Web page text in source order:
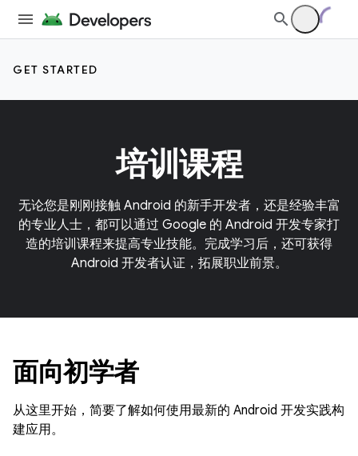
GET STARTED
培训课程
无论您是刚刚接触 Android 的新手开发者，还是经验丰富
的专业人士，都可以通过 Google 的 Android 开发专家打
造的培训课程来提高专业技能。完成学习后，还可获得
Android 开发者认证，拓展职业前景。
面向初学者
从这里开始，简要了解如何使用最新的 Android 开发实践构
建应用。